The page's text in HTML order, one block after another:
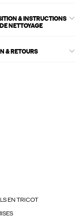
& INSTRUCTIONS
DE NETTOYAGE
& RETOURS
EN TRICOT